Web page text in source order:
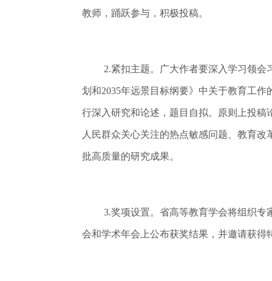
教师，踊跃参与，积极投稿。
2.紧扣主题。广大作者要深入学习领
划和2035年远景目标纲要》中关于教育工
行深入研究和论述，题目自拟。原则上投稿
人民群众关心关注的热点敏感问题、教育
批高质量的研究成果。
3.奖项设置。省高等教育学会将组织
会和学术年会上公布获奖结果，并邀请获